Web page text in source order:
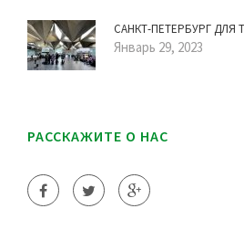
САНКТ-ПЕТЕРБУРГ ДЛЯ
Январь 29, 2023
РАССКАЖИТЕ О НАС